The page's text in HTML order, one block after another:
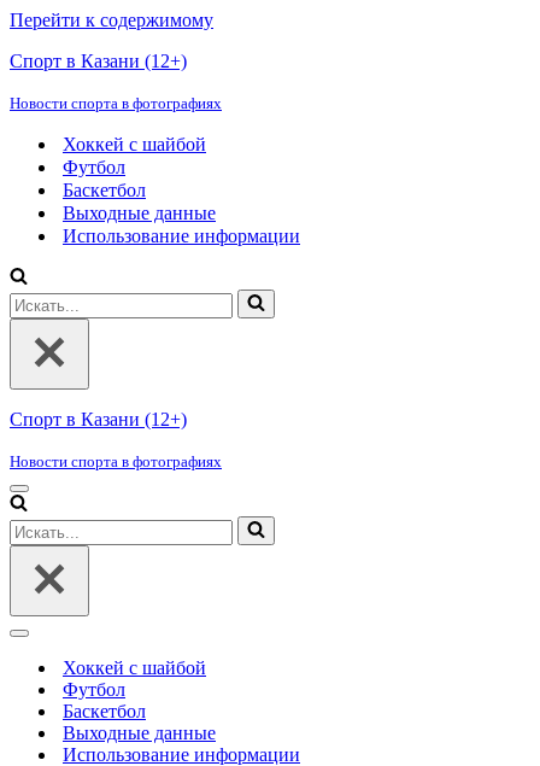
Перейти к содержимому
Спорт в Казани (12+)
Новости спорта в фотографиях
Хоккей с шайбой
Футбол
Баскетбол
Выходные данные
Использование информации
Искать...
Спорт в Казани (12+)
Новости спорта в фотографиях
Меню
навигации
Искать...
Меню
навигацииХоккей с шайбой
Футбол
Баскетбол
Выходные данные
Использование информации